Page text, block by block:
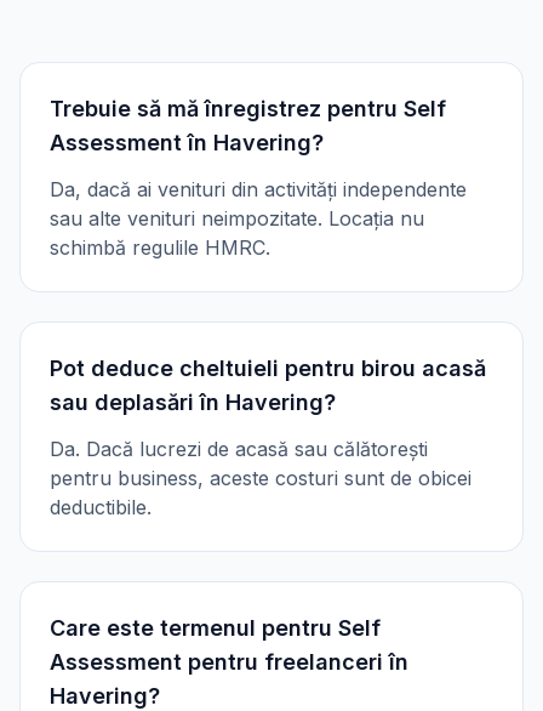
Trebuie să mă înregistrez pentru Self
Assessment în Havering?
Da, dacă ai venituri din activități independente
sau alte venituri neimpozitate. Locația nu
schimbă regulile HMRC.
Pot deduce cheltuieli pentru birou acasă
sau deplasări în Havering?
Da. Dacă lucrezi de acasă sau călătorești
pentru business, aceste costuri sunt de obicei
deductibile.
Care este termenul pentru Self
Assessment pentru freelanceri în
Havering?